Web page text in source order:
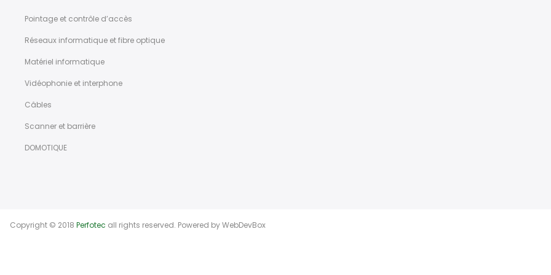
Pointage et contrôle d’accès
Réseaux informatique et fibre optique
Matériel informatique
Vidéophonie et interphone
Câbles
Scanner et barrière
DOMOTIQUE
Copyright © 2018 Perfotec all rights reserved. Powered byWebDevBox